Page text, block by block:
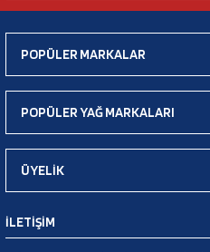
POPÜLER MARKALAR
POPÜLER YAĞ MARKALARI
ÜYELİK
İLETİŞİM